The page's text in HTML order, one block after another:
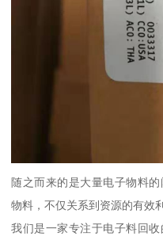
随之而来的是大量电子物料
物料，不仅关系到资源的有效
我们是一家专注于电子料回